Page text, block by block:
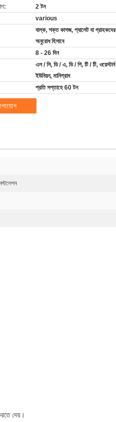
2 টন
various
বাল্ক, শক্ত কাগজ, প্যালেট বা গ্রাহকদের
অনুরোধ হিসাবে
8 - 26 দিন
এল / সি, ডি / এ, ডি / পি, টি / টি, ওয়েস্টার্ন
ইউনিয়ন, মানিগ্রাম
প্রতি সপ্তাহে 60 টন
দেয়।